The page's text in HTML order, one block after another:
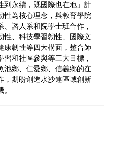
到永續，既國際也在地」計
性為核心理念，與教育學院
、諮人系和院學士班合作，
性、科技學習韌性、國際文
康韌性等四大構面，整合師
習和社區參與等三大目標，
池鄉、仁愛鄉、信義鄉的在
，期盼創造水沙連區域創新